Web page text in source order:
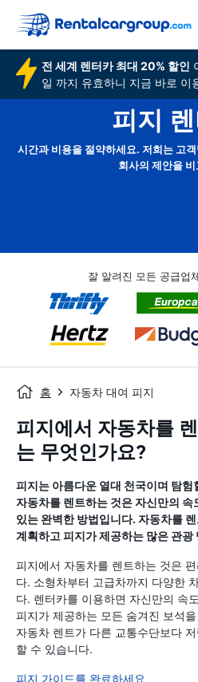
전 세계 렌터카 최대 20% 할인
일 까지 유효하니 지금 바로 이
피지
시간과 비용을 절약하세요. 저희는 고
회사의 제안을
잘 알려진 모든 공급업
홈 자동차 대여 피지
피지에서 자동차를
는 무엇인가요?
피지는 아름다운 열대 천국이며 탐
자동차를 렌트하는 것은 자신만의
있는 완벽한 방법입니다. 자동차를
계획하고 피지가 제공하는 많은 관광
피지에서 자동차를 렌트하는 것은
다. 소형차부터 고급차까지 다양한
다. 렌터카를 이용하면 자신만의 속
피지가 제공하는 모든 숨겨진 보석
자동차 렌트가 다른 교통수단보다
할 수 있습니다.
피지 가이드를 완료하세요